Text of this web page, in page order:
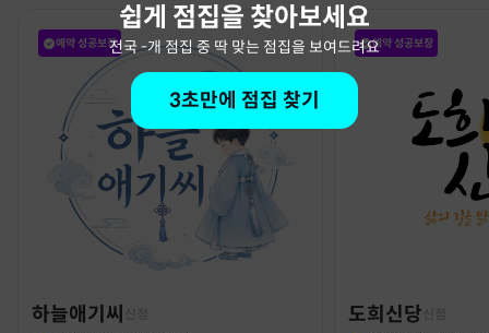
쉽게 점집을 찾아보세요
전국-개 점집 중 딱 맞는 점집을 보여드려요
3초만에 점집 찾기
예약 성공보장
하늘애기씨
예약 성공보장
도희신당